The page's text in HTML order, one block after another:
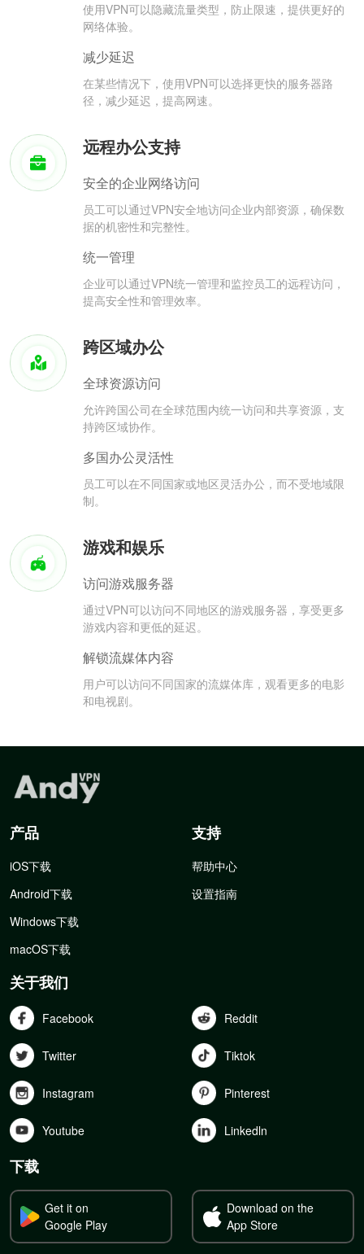
使用VPN可以隐藏流量类型，防止限速，提供更好的
网络体验。
减少延迟
在某些情况下，使用VPN可以选择更快的服务器路
径，减少延迟，提高网速。
远程办公支持
安全的企业网络访问
员工可以通过VPN安全地访问企业内部资源，确保数
据的机密性和完整性。
统一管理
企业可以通过VPN统一管理和监控员工的远程访问，
提高安全性和管理效率。
跨区域办公
全球资源访问
允许跨国公司在全球范围内统一访问和共享资源，支
持跨区域协作。
多国办公灵活性
员工可以在不同国家或地区灵活办公，而不受地域限
制。
游戏和娱乐
访问游戏服务器
通过VPN可以访问不同地区的游戏服务器，享受更多
游戏内容和更低的延迟。
解锁流媒体内容
用户可以访问不同国家的流媒体库，观看更多的电影
和电视剧。
产品
iOS下载
Android下载
Windows下载
macOS下载
支持
帮助中心
设置指南
关于我们
Facebook Reddit
Twitter Tiktok
Instagram Pinterest
Youtube Linkedln
下载
Get it on
Google Play
Download on the
App Store